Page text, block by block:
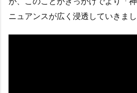
ニュアンスが広く浸透していきまし